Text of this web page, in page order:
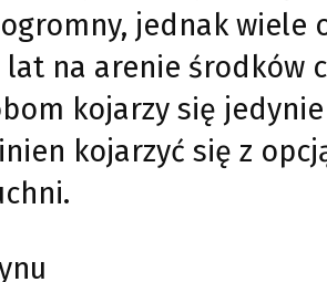
jednak wiele
na arenie środków
kojarzy się jedynie
kojarzyć się z